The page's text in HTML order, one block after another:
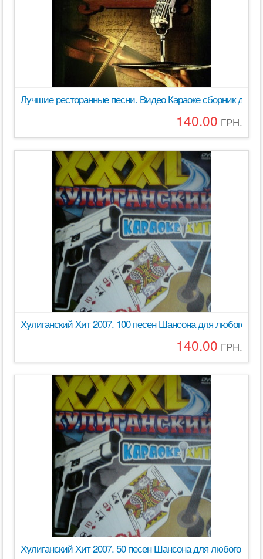
Лучшие ресторанные песни. Видео Караоке сборник для
140.00 ГРН.
Хулиганский Хит 2007. 100 песен Шансона для любого
140.00 ГРН.
Хулиганский Хит 2007. 50 песен Шансона для любого